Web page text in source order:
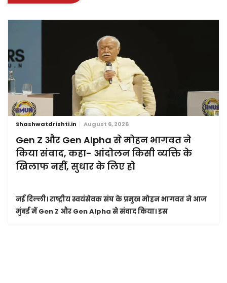
Shashwatdrishti.in August 6, 2026
Gen Z और Gen Alpha से मोहन भागवत ने
किया संवाद, कहा- आंदोलन किसी व्यक्ति के
खिलाफ नहीं, सुधार के लिए हो
नई दिल्ली।राष्ट्रीय स्वयंसेवक संघ के प्रमुख मोहन भागवत ने आज
मुंबई में Gen Z और Gen Alpha से संवाद किया। इस